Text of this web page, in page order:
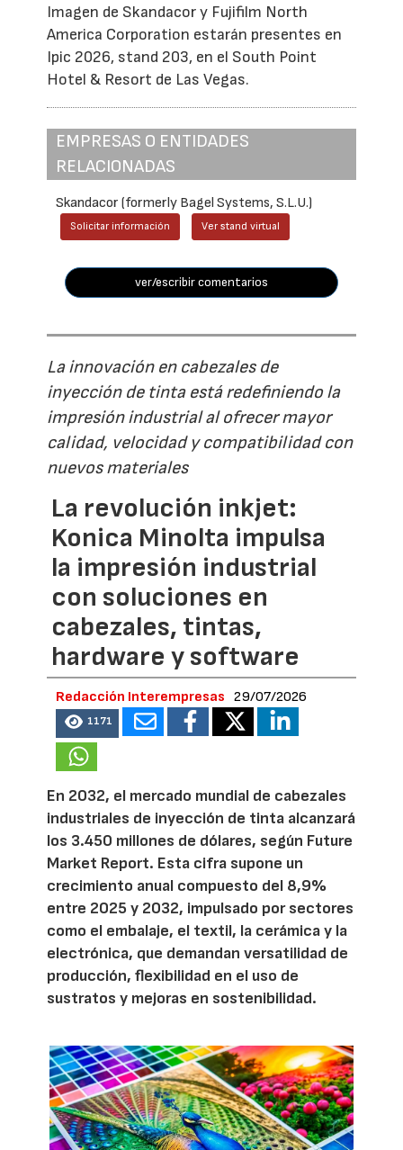
Imagen de Skandacor y Fujifilm North
America Corporation estarán presentes en
Ipic 2026, stand 203, en el South Point
Hotel & Resort de Las Vegas.
EMPRESAS O ENTIDADES
RELACIONADAS
Skandacor (formerly Bagel Systems, S.L.U.)
Solicitar información Ver stand virtual
ver/escribir comentarios
La innovación en cabezales de
inyección de tinta está redefiniendo la
impresión industrial al ofrecer mayor
calidad, velocidad y compatibilidad con
nuevos materiales
La revolución inkjet:
Konica Minolta impulsa
la impresión industrial
con soluciones en
cabezales, tintas,
hardware y software
Redacción Interempresas 29/07/2026
1171
En 2032, el mercado mundial de cabezales
industriales de inyección de tinta alcanzará
los 3.450 millones de dólares, según Future
Market Report. Esta cifra supone un
crecimiento anual compuesto del 8,9%
entre 2025 y 2032, impulsado por sectores
como el embalaje, el textil, la cerámica y la
electrónica, que demandan versatilidad de
producción, flexibilidad en el uso de
sustratos y mejoras en sostenibilidad.